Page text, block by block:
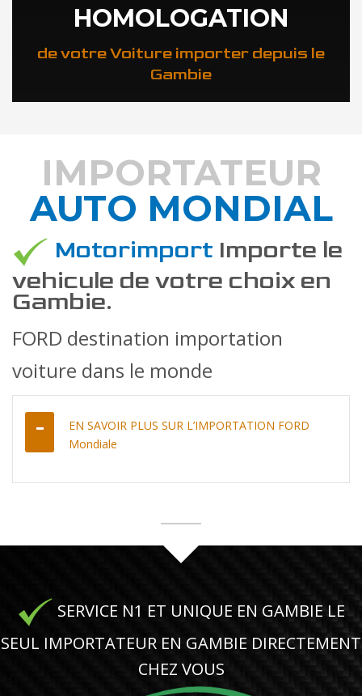
HOMOLOGATION
de votre Voiture importer depuis le
Gambie
DÉCOUVREZ COMMENT
IMPORTATEUR
AUTO MONDIAL
Motorimport Importe le
vehicule de votre choix en
Gambie.
FORD destination importation
voiture dans le monde
EN SAVOIR PLUS SUR L’IMPORTATION FORD
Mondiale
SERVICE N1 ET UNIQUE EN GAMBIE LE
SEUL IMPORTATEUR EN GAMBIE DIRECTEMENT
CHEZ VOUS